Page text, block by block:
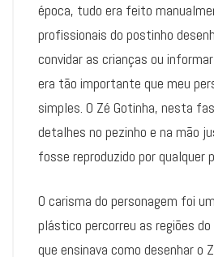
época, tudo era feito
profissionais do postinho
convidar as crianças ou
era tão importante que meu
simples. O Zé Gotinha, nesta
detalhes no pezinho e na mão
fosse reproduzido por qualquer
O carisma do personagem foi
plástico percorreu as regiões
que ensinava como desenhar o